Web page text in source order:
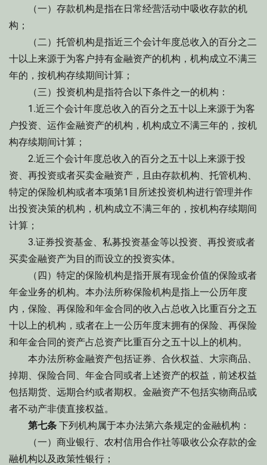
（一）存款机构是指在日常经营活动中吸收存款的机
构；
（二）托管机构是指近三个会计年度总收入的百分之二
十以上来源于为客户持有金融资产的机构，机构成立不满三
年的，按机构存续期间计算；
（三）投资机构是指符合以下条件之一的机构：
1.近三个会计年度总收入的百分之五十以上来源于为客
户投资、运作金融资产的机构，机构成立不满三年的，按机
构存续期间计算；
2.近三个会计年度总收入的百分之五十以上来源于投
资、再投资或者买卖金融资产，且由存款机构、托管机构、
特定的保险机构或者本项第1目所述投资机构进行管理并作
出投资决策的机构，机构成立不满三年的，按机构存续期间
计算；
3.证券投资基金、私募投资基金等以投资、再投资或者
买卖金融资产为目的而设立的投资实体。
（四）特定的保险机构是指开展有现金价值的保险或者
年金业务的机构。本办法所称保险机构是指上一公历年度
内，保险、再保险和年金合同的收入占总收入比重百分之五
十以上的机构，或者在上一公历年度末拥有的保险、再保险
和年金合同的资产占总资产比重百分之五十以上的机构。
本办法所称金融资产包括证券、合伙权益、大宗商品、
掉期、保险合同、年金合同或者上述资产的权益，前述权益
包括期货、远期合约或者期权。金融资产不包括实物商品或
者不动产非债直接权益。
第七条 下列机构属于本办法第六条规定的金融机构：
（一）商业银行、农村信用合作社等吸收公众存款的金
融机构以及政策性银行；